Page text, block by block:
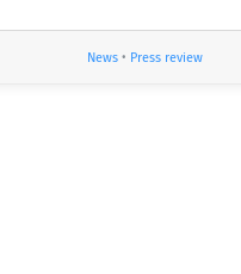
News• Press review